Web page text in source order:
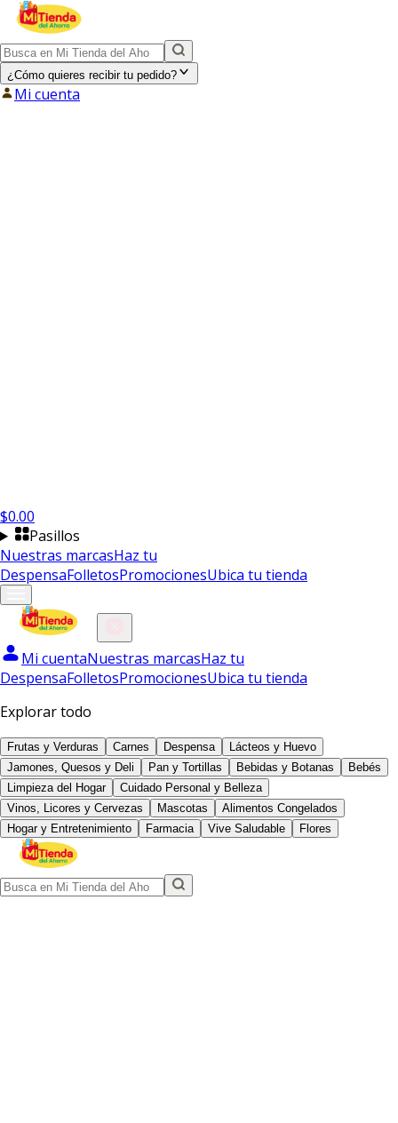
¿Cómo quieres recibir tu pedido?
Mi cuenta
$0.00
Pasillos
Nuestras marcasHaz tu
DespensaFolletosPromocionesUbica tu tienda
Mi cuentaNuestras marcasHaz tu
DespensaFolletosPromocionesUbica tu tienda
Explorar todo
Frutas y Verduras Carnes Despensa
Lácteos y Huevo
Jamones, Quesos y Deli
Pan y Tortillas Bebidas y Botanas
Bebés
Limpieza del Hogar
Cuidado Personal y Belleza
Vinos, Licores y Cervezas
Mascotas
Alimentos Congelados
Hogar y Entretenimiento
Farmacia Vive Saludable Flores